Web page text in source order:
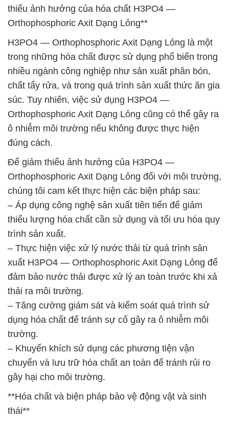
thiểu ảnh hưởng của hóa chất H3PO4 —
Orthophosphoric Axit Dạng Lỏng**
H3PO4 — Orthophosphoric Axit Dạng Lỏng là một
trong những hóa chất được sử dụng phổ biến trong
nhiều ngành công nghiệp như sản xuất phân bón,
chất tẩy rửa, và trong quá trình sản xuất thức ăn gia
súc. Tuy nhiên, việc sử dụng H3PO4 —
Orthophosphoric Axit Dạng Lỏng cũng có thể gây ra
ô nhiễm môi trường nếu không được thực hiện
đúng cách.
Để giảm thiểu ảnh hưởng của H3PO4 —
Orthophosphoric Axit Dạng Lỏng đối với môi trường,
chúng tôi cam kết thực hiện các biện pháp sau:
– Áp dụng công nghệ sản xuất tiên tiến để giảm
thiểu lượng hóa chất cần sử dụng và tối ưu hóa quy
trình sản xuất.
– Thực hiện việc xử lý nước thải từ quá trình sản
xuất H3PO4 — Orthophosphoric Axit Dạng Lỏng để
đảm bảo nước thải được xử lý an toàn trước khi xả
thải ra môi trường.
– Tăng cường giám sát và kiểm soát quá trình sử
dụng hóa chất để tránh sự cố gây ra ô nhiễm môi
trường.
– Khuyến khích sử dụng các phương tiện vận
chuyển và lưu trữ hóa chất an toàn để tránh rủi ro
gây hại cho môi trường.
**Hóa chất và biện pháp bảo vệ động vật và sinh
thái**